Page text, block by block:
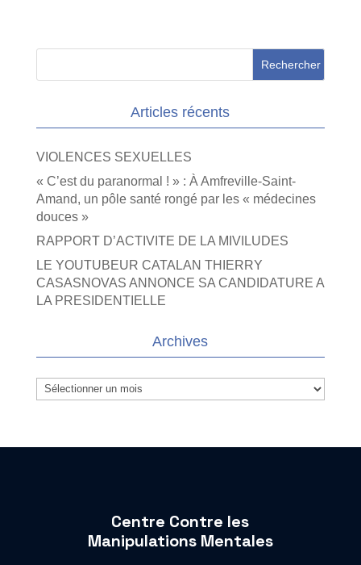
Articles récents
VIOLENCES SEXUELLES
« C’est du paranormal ! » : À Amfreville-Saint-
Amand, un pôle santé rongé par les « médecines
douces »
RAPPORT D’ACTIVITE DE LA MIVILUDES
LE YOUTUBEUR CATALAN THIERRY
CASASNOVAS ANNONCE SA CANDIDATURE A
LA PRESIDENTIELLE
Archives
Archives
Centre Contre les
Manipulations Mentales